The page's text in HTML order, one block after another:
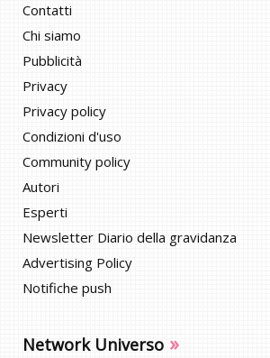
Contatti
Chi siamo
Pubblicità
Privacy
Privacy policy
Condizioni d'uso
Community policy
Autori
Esperti
Newsletter Diario della gravidanza
Advertising Policy
Notifiche push
Network Universo »